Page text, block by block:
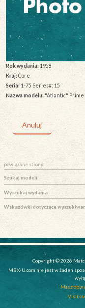
Rok wydania:1958
Kraj:Core
Seria: 1-75 Series#: 15
Nazwa modelu: "Atlantic" Prime
Anuluj
powiązane strony:
Szukaj modeli
Wyszukaj wydania
Wskazówki dotyczące
Copyright © 2026
MBX-U.com nie jest w żaden
Masz
Visit